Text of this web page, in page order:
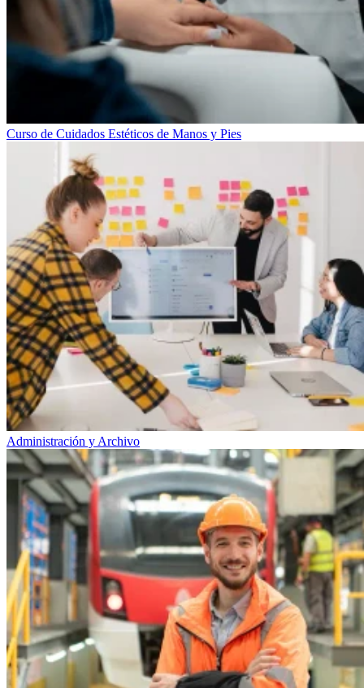
Curso de Cuidados Estéticos de Manos y Pies
Administración y Archivo